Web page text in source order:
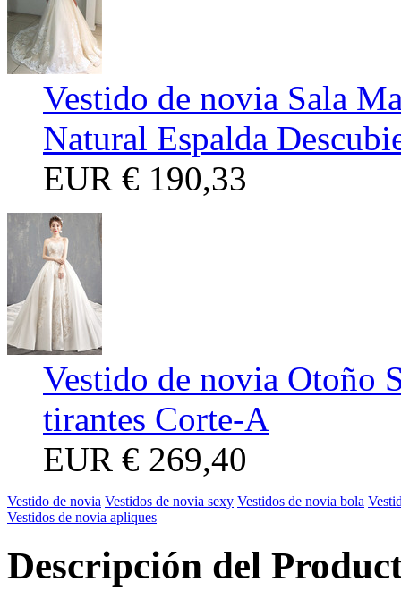
Vestido de novia Sala
Natural Espalda
EUR € 190,33
Vestido de novia Otoño
tirantes Corte-A
EUR € 269,40
Vestido de novia Vestidos de novia sexy Vestidos de novia bola
Vestidos de novia apliques
Descripción del